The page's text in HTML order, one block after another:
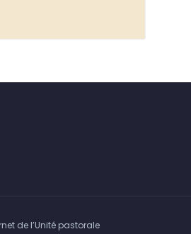
de l’Unité pastorale